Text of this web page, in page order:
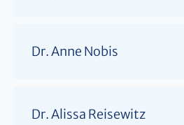
Dr. Anne Nobis
Dr. Alissa Reisewitz